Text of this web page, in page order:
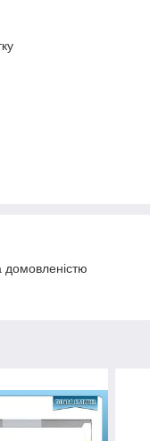
домовленістю